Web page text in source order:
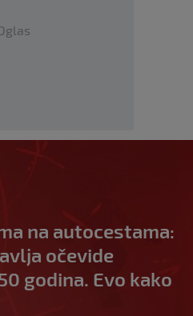
na autocestama:
očevide
godina. Evo kako